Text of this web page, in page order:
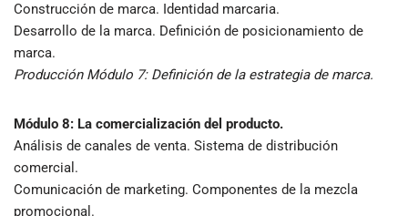
Construcción de marca. Identidad marcaria.
Desarrollo de la marca. Definición de posicionamiento de
marca.
Producción Módulo 7: Definición de la estrategia de marca.
Módulo 8: La comercialización del producto.
Análisis de canales de venta. Sistema de distribución
comercial.
Comunicación de marketing. Componentes de la mezcla
promocional.